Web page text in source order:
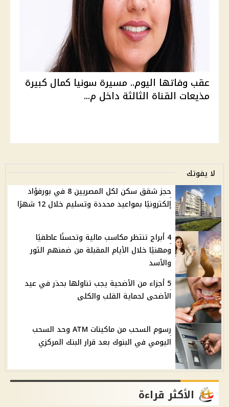
عقب وفاتها اليوم.. مسيرة سونيا كمال كبيرة
مذيعات القناة الثالثة داخل م...
لا يفوتك
حجز شقق سكن لكل المصريين 8 في بورفؤاد
إلكترونيًا بمواعيد محددة وتسليم خلال 12 شهرًا
4 أبراج تنتظر مكاسب مالية وتحسنًا عاطفيًا
ومهنيًا خلال الأيام المقبلة من ضمنهم الثور
والأسد
5 أجزاء من الأضحية يجب تناولها بحذر في عيد
الأضحى لحماية القلب والكلى
رسوم السحب من ماكينات ATM وحد السحب
اليومي في البنوك بعد قرار البنك المركزي
الأكثر قراءة